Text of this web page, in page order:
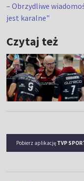
– Obrzydliwe
jest karalne"
Czytaj też
Pobierz aplikację TVP